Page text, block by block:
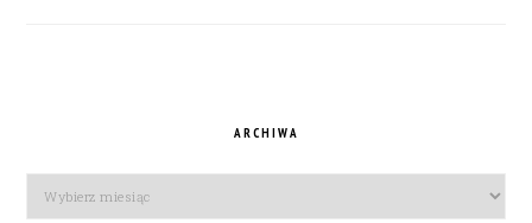
ARCHIWA
Archiwa